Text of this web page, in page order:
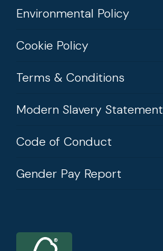
Environmental Policy
Cookie Policy
Terms & Conditions
Modern Slavery Statement
Code of Conduct
Gender Pay Report